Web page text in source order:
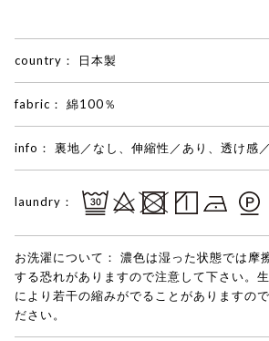
country： 日本製
fabric： 綿100％
info： 裏地／なし、伸縮性／あり、透け感
laundry：
お洗濯について：
濃色は湿った状態では摩
する恐れがありますので注意して下さい。
により若干の縮みがでることがありますの
ださい。